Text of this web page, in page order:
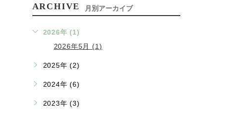
ARCHIVE 月別アーカイブ
2026年 (1)
2026年5月 (1)
2025年 (2)
2024年 (6)
2023年 (3)